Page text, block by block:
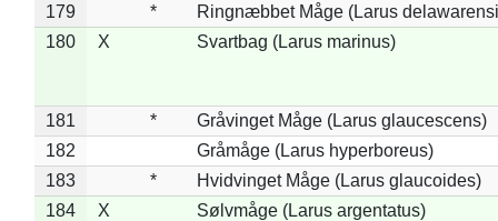
179 *
Ringnæbbet Måge (Larus
180
X Svartbag (Larus marinus)
181 *
Gråvinget Måge (Larus glaucescens)
182
Gråmåge (Larus hyperboreus)
183
*
Hvidvinget Måge (Larus glaucoides)
184
X
Sølvmåge (Larus argentatus)